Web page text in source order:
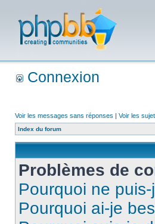
Connexion
Voir les messages sans réponses | Voir les
Index du forum
Problèmes de
Pourquoi ne
Pourquoi ai-je